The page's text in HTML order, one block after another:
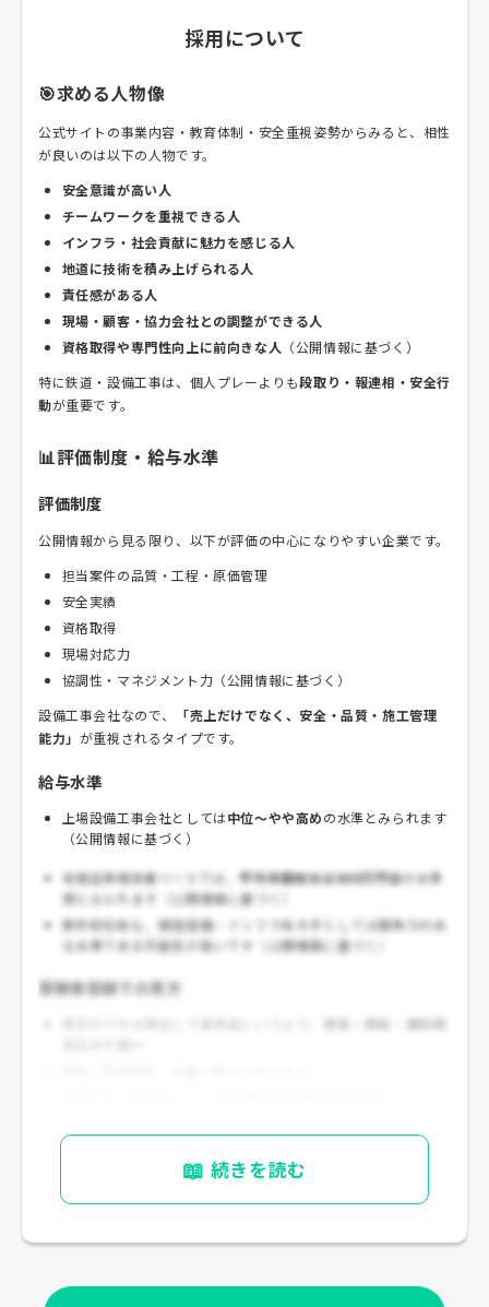
採用について
🎯求める人物像
公式サイトの事業内容・教育体制・安全重視姿勢からみると、相性
が良いのは以下の人物です。
安全意識が高い人
チームワークを重視できる人
インフラ・社会貢献に魅力を感じる人
地道に技術を積み上げられる人
責任感がある人
現場・顧客・協力会社との調整ができる人
資格取得や専門性向上に前向きな人 （公開情報に基づく）
特に鉄道・設備工事は、個人プレーよりも段取り・報連相・安全行
動が重要です。
📊評価制度・給与水準
評価制度
公開情報から見る限り、以下が評価の中心になりやすい企業です。
担当案件の品質・工程・原価管理
安全実績
資格取得
現場対応力
協調性・マネジメント力（公開情報に基づく）
設備工事会社なので、
「売上だけでなく、安全・品質・施工管理
能力」 が重視されるタイプです。
給与水準
上場設備工事会社としては中位〜やや高めの水準とみられます
（公開情報に基づく）
有価証券報告書ベースでは、 平均年間給与は800万円台の水準
感とみられます（公開情報に基づく）
新卒初任給も、建設設備・インフラ系大手としては競争力のあ
る水準である可能性が高いです（公開情報に基づく）
受験者目線での見方
安定・昇給・福利厚
📖 続きを読む